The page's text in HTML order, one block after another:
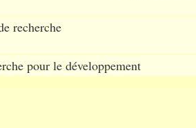
recherche
pour le développement